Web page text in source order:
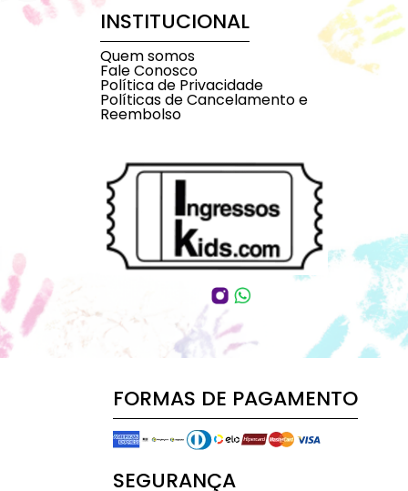
INSTITUCIONAL
Quem somos
Fale Conosco
Política de Privacidade
Políticas de Cancelamento e
Reembolso
FORMAS DE PAGAMENTO
SEGURANÇA